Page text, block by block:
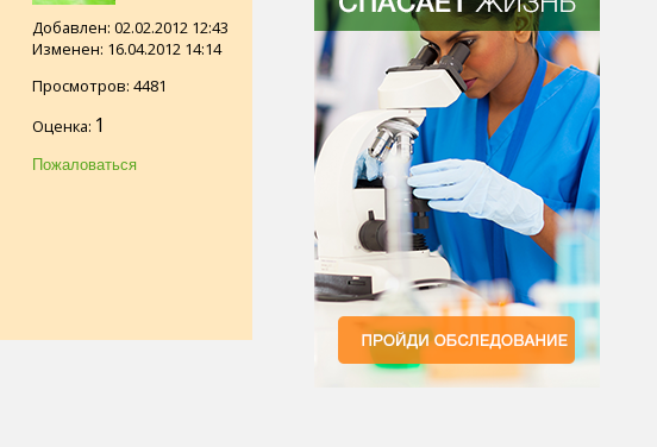
Добавлен: 02.02.2012 12:43
Изменен: 16.04.2012 14:14
Просмотров: 4481
Оценка: 1